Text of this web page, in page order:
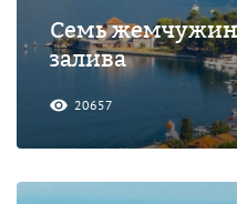
Семь жемчужин
залива
20657